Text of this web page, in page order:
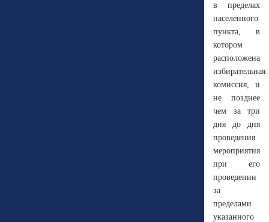
в пределах
населенного
пункта, в
котором
расположена
избирательная
комиссия, и
не позднее
чем за три
дня до дня
проведения
мероприятия
при его
проведении
за
пределами
указанного